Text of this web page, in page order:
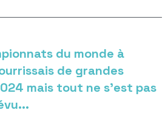
du monde à
de grandes
mais tout ne s'est pas